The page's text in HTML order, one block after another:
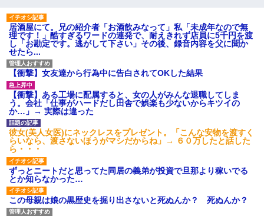
居酒屋にて。兄の紹介者「お酒飲みなって」私「未成年なので無
理です！」酷すぎるワードの連発で、耐えきれず店員に5千円を渡
し「お勘定です。逃がして下さい」その後、録音内容を父に聞か
せたら...
【衝撃】女友達から行為中に告白されてOKした結果
【衝撃】ある工場に配属すると、女の人がみんな退職してしま
う。会社「仕事がハードだし田舎で娯楽も少ないからキツイの
か…」→ 実際は違った
彼女(美人女医)にネックレスをプレゼント。「こんな安物を渡すく
らいなら、渡さないほうがマシだからね」→ ６０万したと話した
ら・・・
ずっとニートだと思ってた同居の義弟が投資で旦那より稼いでる
とか知らなかった…
この母親は娘の黒歴史を掘り出さないと死ぬんか？ 死ぬんか？